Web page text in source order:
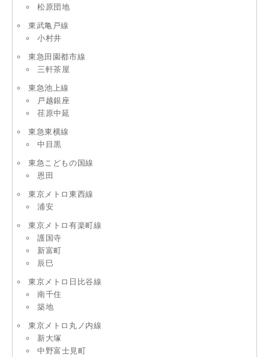
松原団地
東武亀戸線
小村井
東急田園都市線
三軒茶屋
東急池上線
戸越銀座
荏原中延
東急東横線
中目黒
東急こどもの国線
恩田
東京メトロ東西線
浦安
東京メトロ有楽町線
護国寺
新富町
辰巳
東京メトロ日比谷線
南千住
築地
東京メトロ丸ノ内線
新大塚
中野富士見町